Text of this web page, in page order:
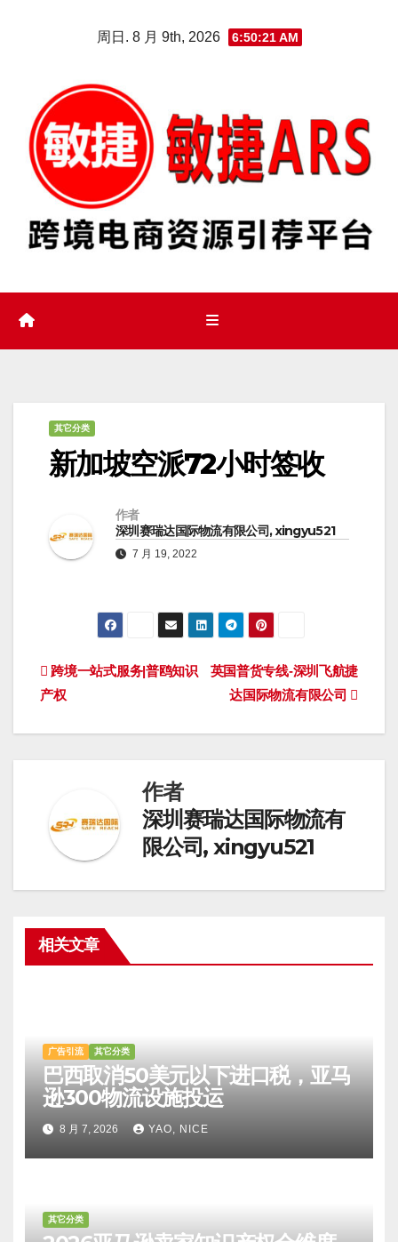
周日. 8 月 9th, 2026 6:50:22 AM
其它分类
新加坡空派72小时签收
作者
深圳赛瑞达国际物流有限公司, xingyu521
7 月 19, 2022
文
章
英国普货专线-深圳飞航捷
达国际物流有限公司
跨境一站式服务|普鸥知识
产权
作者
深圳赛瑞达国际物流有
限公司, xingyu521
相关文章
广告引流 其它分类
巴西取消50美元以下进口税，亚马
逊300物流设施投运
8 月 7, 2026 YAO, NICE
其它分类